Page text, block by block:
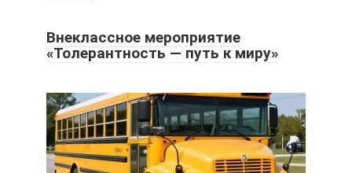
Внеклассное мероприятие
«Толерантность — путь к миру»